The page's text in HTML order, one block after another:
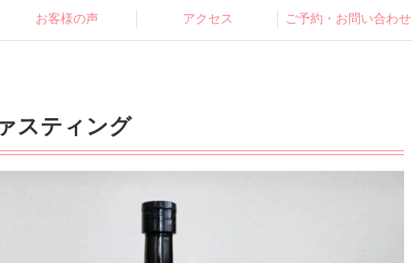
お客様の声 アクセス ご予約・お問い合わせ
スティング